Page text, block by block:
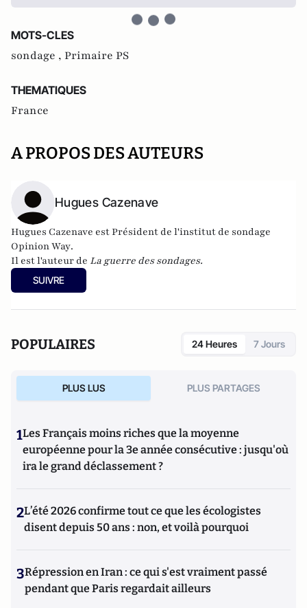
MOTS-CLES
sondage , Primaire PS
THEMATIQUES
France
A PROPOS DES AUTEURS
Hugues Cazenave
Hugues Cazenave est Président de l'institut de sondage
Opinion Way.
Il est l'auteur de La guerre des sondages.
SUIVRE
POPULAIRES 24 Heures 7 Jours
PLUS LUS PLUS PARTAGES
1Les Français moins riches que la moyenne
européenne pour la 3e année consécutive : jusqu'où
ira le grand déclassement ?
2L’été 2026 confirme tout ce que les écologistes
disent depuis 50 ans : non, et voilà pourquoi
3Répression en Iran : ce qui s'est vraiment passé
pendant que Paris regardait ailleurs